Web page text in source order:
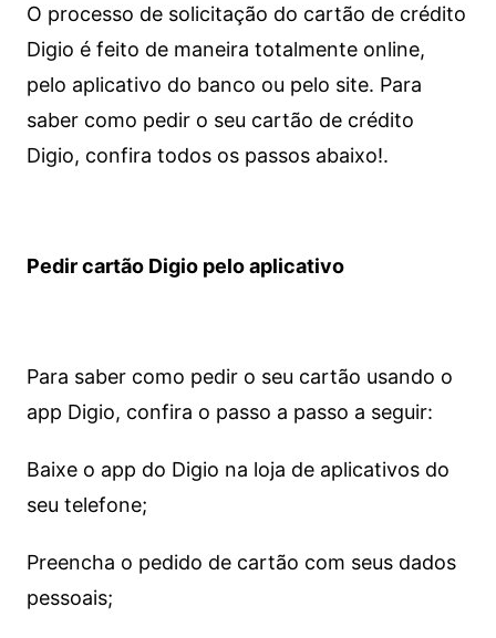
O processo de solicitação do cartão de crédito
Digio é feito de maneira totalmente online,
pelo aplicativo do banco ou pelo site. Para
saber como pedir o seu cartão de crédito
Digio, confira todos os passos abaixo!.
Pedir cartão Digio pelo aplicativo
Para saber como pedir o seu cartão usando o
app Digio, confira o passo a passo a seguir:
Baixe o app do Digio na loja de aplicativos do
seu telefone;
Preencha o pedido de cartão com seus dados
pessoais;